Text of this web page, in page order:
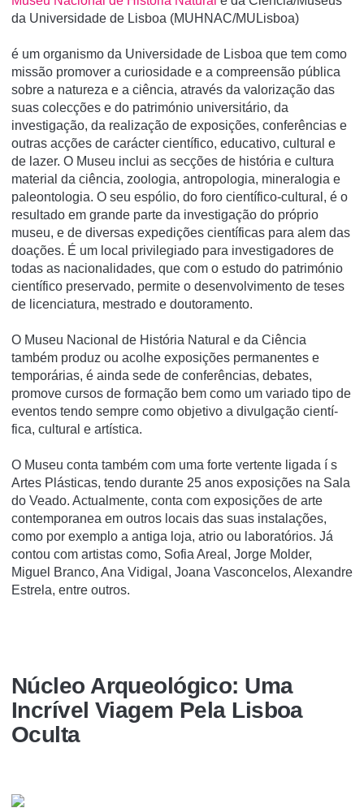
da Universidade de Lisboa (MUHNAC/MULisboa)
é um organismo da Universidade de Lisboa que tem como
missão promover a curiosidade e a compreensão pública
sobre a natureza e a ciência, através da valorização das
suas colecções e do património universitário, da
investigação, da realização de exposições, conferências e
outras acções de carácter cientí­fico, educativo, cultural e
de lazer. O Museu inclui as secções de história e cultura
material da ciência, zoologia, antropologia, mineralogia e
paleontologia. O seu espólio, do foro cientí­fico-cultural, é o
resultado em grande parte da investigação do próprio
museu, e de diversas expedições cientí­ficas para alem das
doações. É um local privilegiado para investigadores de
todas as nacionalidades, que com o estudo do património
cientí­fico preservado, permite o desenvolvimento de teses
de licenciatura, mestrado e doutoramento.
O Museu Nacional de História Natural e da Ciência
também produz ou acolhe exposições permanentes e
temporárias, é ainda sede de conferências, debates,
promove cursos de formação bem como um variado tipo de
eventos tendo sempre como objetivo a divulgação cientí­
fica, cultural e artí­stica.
O Museu conta também com uma forte vertente ligada í s
Artes Plásticas, tendo durante 25 anos exposições na Sala
do Veado. Actualmente, conta com exposições de arte
contemporanea em outros locais das suas instalações,
como por exemplo a antiga loja, atrio ou laboratórios. Já
contou com artistas como, Sofia Areal, Jorge Molder,
Miguel Branco, Ana Vidigal, Joana Vasconcelos, Alexandre
Estrela, entre outros.
Núcleo Arqueológico: Uma
Incrível Viagem Pela Lisboa
Oculta